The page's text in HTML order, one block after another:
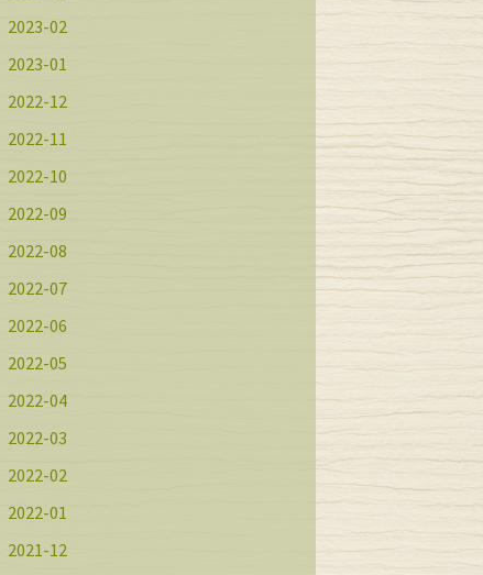
2023-02
2023-01
2022-12
2022-11
2022-10
2022-09
2022-08
2022-07
2022-06
2022-05
2022-04
2022-03
2022-02
2022-01
2021-12